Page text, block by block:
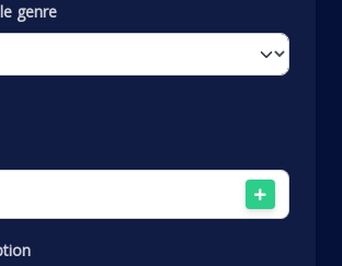
genre